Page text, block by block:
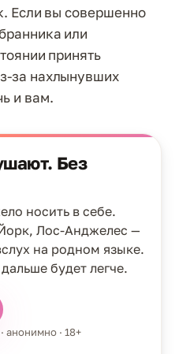
Если вы совершенно
или
принять
за нахлынувших
и вам.
Без
носить в себе.
Лос-Анджелес —
на родном языке.
будет легче.
· анонимно · 18+